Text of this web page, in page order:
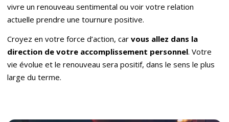
vivre un renouveau sentimental ou voir votre relation
actuelle prendre une tournure positive.
Croyez en votre force d’action, car vous allez dans la
direction de votre accomplissement personnel. Votre
vie évolue et le renouveau sera positif, dans le sens le plus
large du terme.